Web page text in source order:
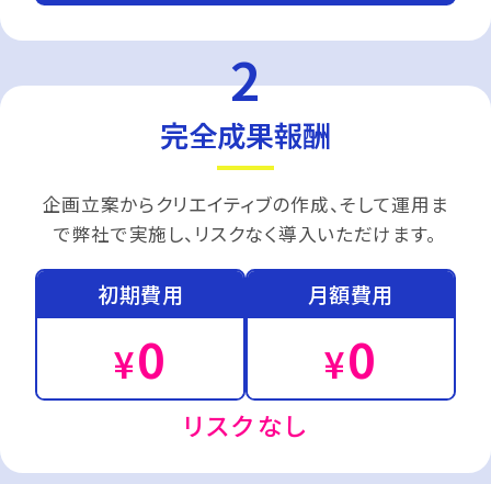
完全成果報酬
企画立案からクリエイティブの作成、そして運用ま
で弊社で実施し、リスクなく導入いただけます。
初期費用
¥0
月額費用
¥0
リスクなし